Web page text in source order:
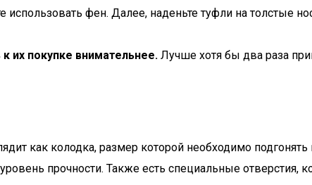
фен. Далее, наденьте туфли на толстые
их покупке внимательнее. Лучше хотя бы два раза
как колодка, размер которой необходимо
прочности. Также есть специальные отверстия,